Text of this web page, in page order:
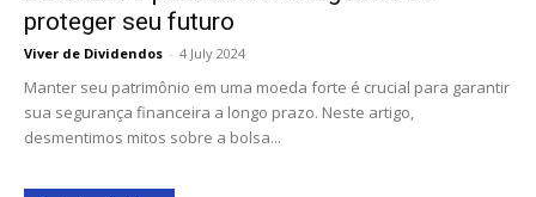
proteger seu futuro
Viver de Dividendos - 4 July 2024
Manter seu patrimônio em uma moeda forte é crucial para garantir
sua segurança financeira a longo prazo. Neste artigo,
desmentimos mitos sobre a bolsa...